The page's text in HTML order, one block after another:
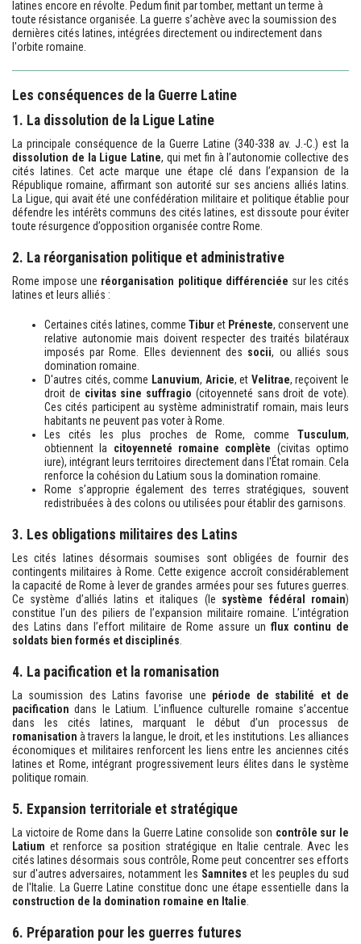
latines encore en révolte. Pedum finit par tomber, mettant un terme à
toute résistance organisée. La guerre s’achève avec la soumission des
dernières cités latines, intégrées directement ou indirectement dans
l'orbite romaine.
Les conséquences de la Guerre Latine
1. La dissolution de la Ligue Latine
La principale conséquence de la Guerre Latine (340-338 av. J.-C.) est la
dissolution de la Ligue Latine, qui met fin à l’autonomie collective des
cités latines. Cet acte marque une étape clé dans l’expansion de la
République romaine, affirmant son autorité sur ses anciens alliés latins.
La Ligue, qui avait été une confédération militaire et politique établie pour
défendre les intérêts communs des cités latines, est dissoute pour éviter
toute résurgence d’opposition organisée contre Rome.
2. La réorganisation politique et administrative
Rome impose une réorganisation politique différenciée sur les cités
latines et leurs alliés :
Certaines cités latines, comme Tiburet Préneste, conservent une
relative autonomie mais doivent respecter des traités bilatéraux
imposés par Rome. Elles deviennent des socii, ou alliés sous
domination romaine.
D'autres cités, comme Lanuvium, Aricie, et Velitrae, reçoivent le
droit de civitas sine suffragio (citoyenneté sans droit de vote).
Ces cités participent au système administratif romain, mais leurs
habitants ne peuvent pas voter à Rome.
Les cités les plus proches de Rome, comme Tusculum,
obtiennent la citoyenneté romaine complète (civitas optimo
iure), intégrant leurs territoires directement dans l'État romain. Cela
renforce la cohésion du Latium sous la domination romaine.
Rome s’approprie également des terres stratégiques, souvent
redistribuées à des colons ou utilisées pour établir des garnisons.
3. Les obligations militaires des Latins
Les cités latines désormais soumises sont obligées de fournir des
contingents militaires à Rome. Cette exigence accroît considérablement
la capacité de Rome à lever de grandes armées pour ses futures guerres.
Ce système d’alliés latins et italiques (le système fédéral romain)
constitue l’un des piliers de l’expansion militaire romaine. L’intégration
des Latins dans l’effort militaire de Rome assure unflux continu de
soldats bien formés et disciplinés.
4. La pacification et la romanisation
La soumission des Latins favorise une période de stabilité et de
pacification dans le Latium. L’influence culturelle romaine s’accentue
dans les cités latines, marquant le début d’un processus de
romanisation à travers la langue, le droit, et les institutions. Les alliances
économiques et militaires renforcent les liens entre les anciennes cités
latines et Rome, intégrant progressivement leurs élites dans le système
politique romain.
5. Expansion territoriale et stratégique
La victoire de Rome dans la Guerre Latine consolide son contrôle sur le
Latium et renforce sa position stratégique en Italie centrale. Avec les
cités latines désormais sous contrôle, Rome peut concentrer ses efforts
sur d'autres adversaires, notamment les Samnites et les peuples du sud
de l'Italie. La Guerre Latine constitue donc une étape essentielle dans la
construction de la domination romaine en Italie.
6. Préparation pour les guerres futures